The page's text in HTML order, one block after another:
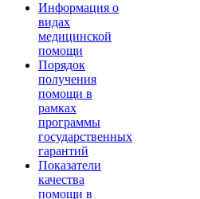
Информация о
видах
медицинской
помощи
Порядок
получения
помощи в
рамках
программы
государственных
гарантий
Показатели
качества
помощи в